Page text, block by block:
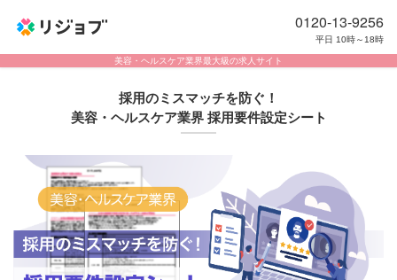
美容・ヘルスケア業界最大級の求人サイト
0120-13-9256
平日 10時～18時
採用のミスマッチを防ぐ！
美容・ヘルスケア業界 採用要件設定シート